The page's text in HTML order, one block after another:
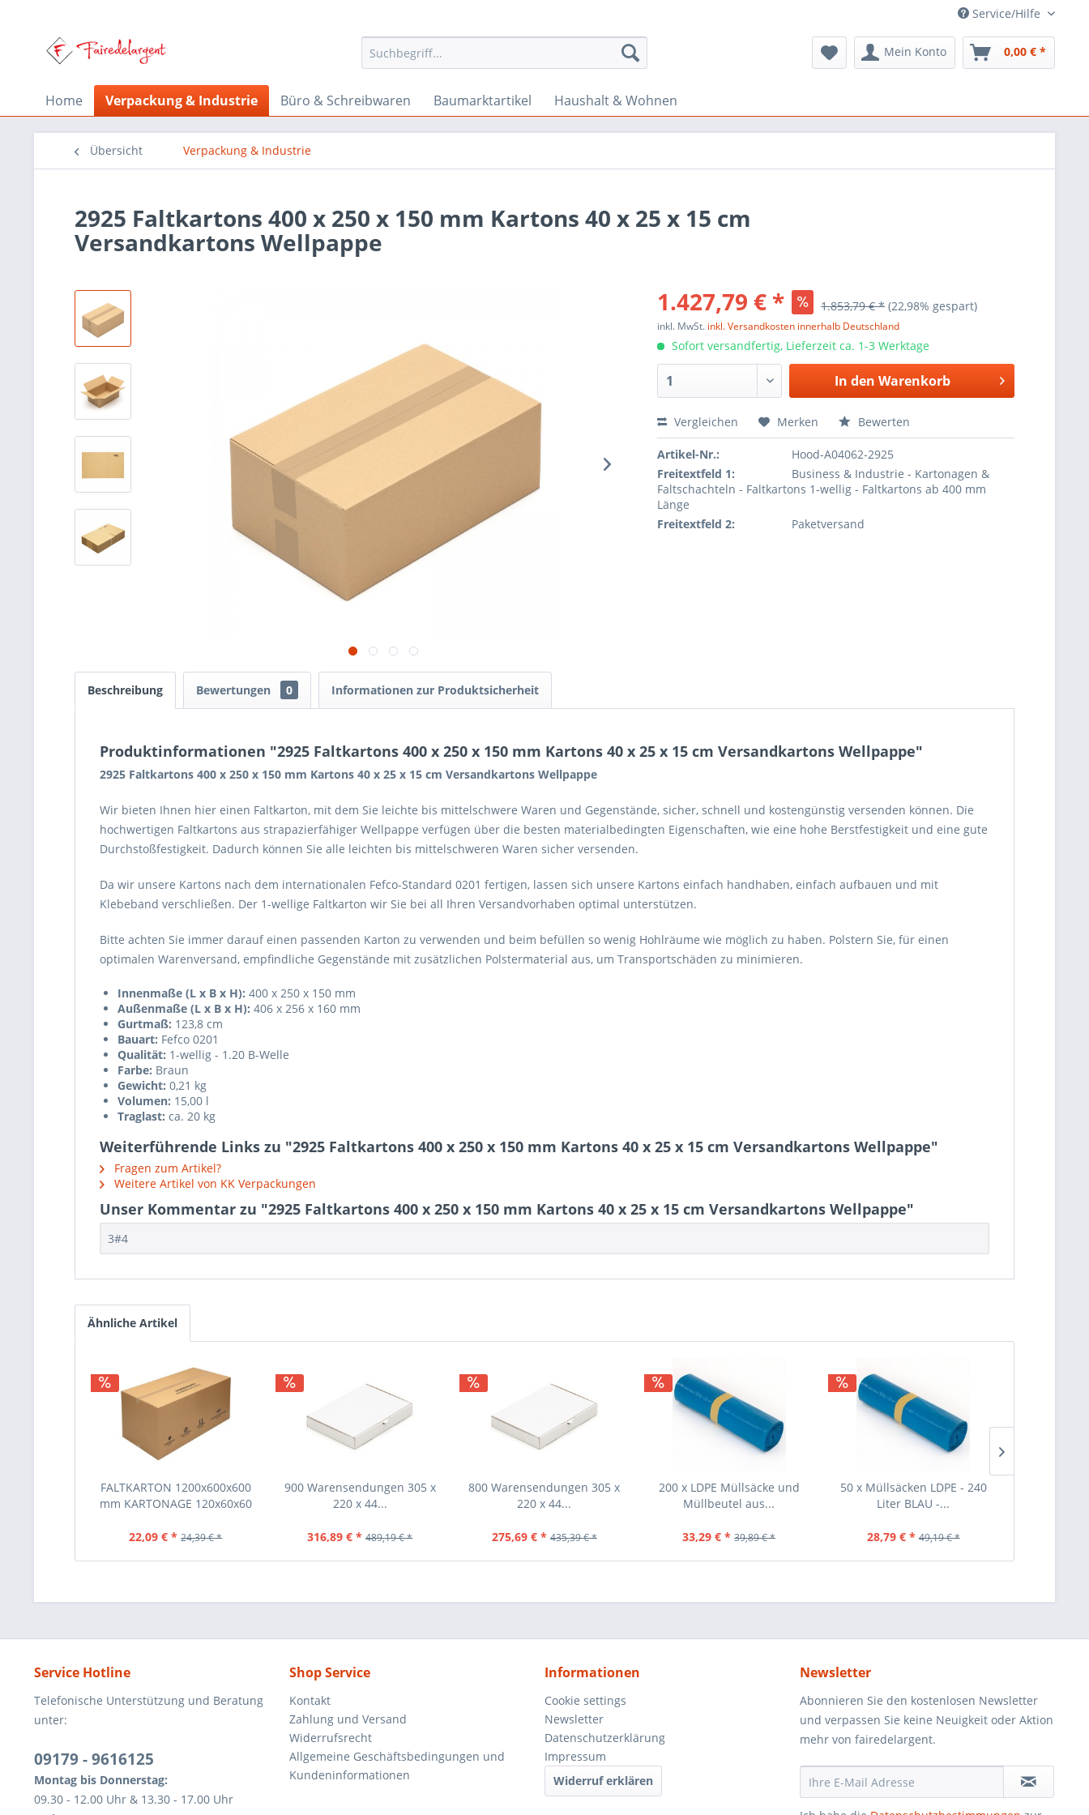
Service/Hilfe
Mein Konto 0,00 € *
Home Verpackung & Industrie Büro & Schreibwaren Baumarktartikel Haushalt & Wohnen
Übersicht Verpackung & Industrie
2925 Faltkartons 400 x 250 x 150 mm Kartons 40 x 25 x 15 cm
Versandkartons Wellpappe
1.427,79 € *
1.853,79 € * (22,98% gespart)
inkl. MwSt. inkl. Versandkosten innerhalb Deutschland
Sofort versandfertig, Lieferzeit ca. 1-3 Werktage
In den Warenkorb
Vergleichen Merken Bewerten
Artikel-Nr.:
Hood-A04062-2925
Freitextfeld 1:
Business & Industrie - Kartonagen &
Faltschachteln - Faltkartons 1-wellig - Faltkartons ab 400 mm
Länge
Freitextfeld 2:
Paketversand
Beschreibung Bewertungen 0 Informationen zur Produktsicherheit
Produktinformationen "2925 Faltkartons 400 x 250 x 150 mm Kartons 40 x 25 x 15 cm Versandkartons Wellpappe"
2925 Faltkartons 400 x 250 x 150 mm Kartons 40 x 25 x 15 cm Versandkartons Wellpappe
Wir bieten Ihnen hier einen Faltkarton, mit dem Sie leichte bis mittelschwere Waren und Gegenstände, sicher, schnell und kostengünstig versenden können. Die
hochwertigen Faltkartons aus strapazierfähiger Wellpappe verfügen über die besten materialbedingten Eigenschaften, wie eine hohe Berstfestigkeit und eine gute
Durchstoßfestigkeit. Dadurch können Sie alle leichten bis mittelschweren Waren sicher versenden.
Da wir unsere Kartons nach dem internationalen Fefco-Standard 0201 fertigen, lassen sich unsere Kartons einfach handhaben, einfach aufbauen und mit
Klebeband verschließen. Der 1-wellige Faltkarton wir Sie bei all Ihren Versandvorhaben optimal unterstützen.
Bitte achten Sie immer darauf einen passenden Karton zu verwenden und beim befüllen so wenig Hohlräume wie möglich zu haben. Polstern Sie, für einen
optimalen Warenversand, empfindliche Gegenstände mit zusätzlichen Polstermaterial aus, um Transportschäden zu minimieren.
Innenmaße (L x B x H): 400 x 250 x 150 mm
Außenmaße (L x B x H): 406 x 256 x 160 mm
Gurtmaß: 123,8 cm
Bauart: Fefco 0201
Qualität: 1-wellig - 1.20 B-Welle
Farbe: Braun
Gewicht: 0,21 kg
Volumen: 15,00 l
Traglast: ca. 20 kg
Weiterführende Links zu "2925 Faltkartons 400 x 250 x 150 mm Kartons 40 x 25 x 15 cm Versandkartons Wellpappe"
Fragen zum Artikel?
Weitere Artikel von KK Verpackungen
Unser Kommentar zu "2925 Faltkartons 400 x 250 x 150 mm Kartons 40 x 25 x 15 cm Versandkartons Wellpappe"
3#4
Ähnliche Artikel
FALTKARTON 1200x600x600
mm KARTONAGE 120x60x60
22,09 € * 24,39 € *
900 Warensendungen 305 x
220 x 44...
316,89 € * 489,19 € *
800 Warensendungen 305 x
220 x 44...
275,69 € * 435,39 € *
200 x LDPE Müllsäcke und
Müllbeutel aus...
33,29 € * 39,89 € *
50 x Müllsäcken LDPE - 240
Liter BLAU -...
28,79 € * 49,19 € *
Service Hotline
Telefonische Unterstützung und Beratung
unter:
09179 - 9616125
Montag bis Donnerstag:
09.30 - 12.00 Uhr & 13.30 - 17.00 Uhr
Shop Service
Kontakt
Zahlung und Versand
Widerrufsrecht
Allgemeine Geschäftsbedingungen und
Kundeninformationen
Informationen
Cookie settings
Newsletter
Datenschutzerklärung
Impressum
Widerruf erklären
Newsletter
Abonnieren Sie den kostenlosen Newsletter
und verpassen Sie keine Neuigkeit oder Aktion
mehr von fairedelargent.